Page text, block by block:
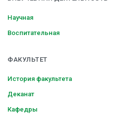
Научная
Воспитательная
ФАКУЛЬТЕТ
История факультета
Деканат
Кафедры